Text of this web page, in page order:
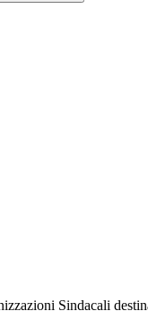
Sindacali